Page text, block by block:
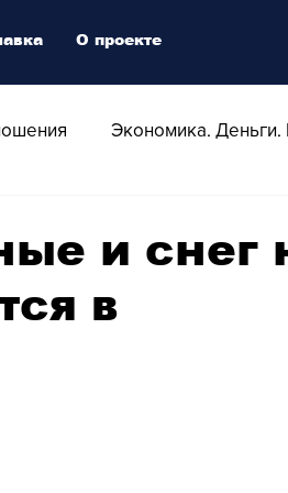
Экономика. Деньги.
Стиль
и снег
в
О проекте